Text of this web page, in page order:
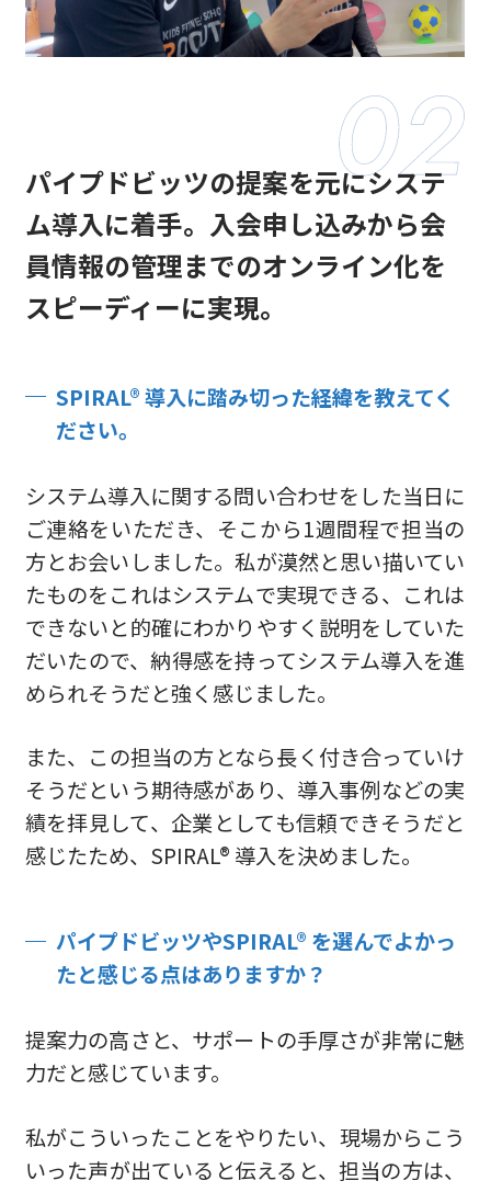
パイプドビッツの提案を元にシステ
ム導入に着手。 入会申し込みから会
員情報の管理までのオンライン化を
スピーディーに実現。
SPIRAL® 導入に踏み切った経緯を教えてく
ださい。
システム導入に関する問い合わせをした当日に
ご連絡をいただき、そこから1週間程で担当の
方とお会いしました。私が漠然と思い描いてい
たものをこれはシステムで実現できる、これは
できないと的確にわかりやすく説明をしていた
だいたので、納得感を持ってシステム導入を進
められそうだと強く感じました。
また、この担当の方となら長く付き合っていけ
そうだという期待感があり、導入事例などの実
績を拝見して、企業としても信頼できそうだと
感じたため、SPIRAL® 導入を決めました。
パイプドビッツやSPIRAL® を選んでよかっ
たと感じる点はありますか？
提案力の高さと、サポートの手厚さが非常に魅
力だと感じています。
私がこういったことをやりたい、現場からこう
いった声が出ていると伝えると、担当の方は、